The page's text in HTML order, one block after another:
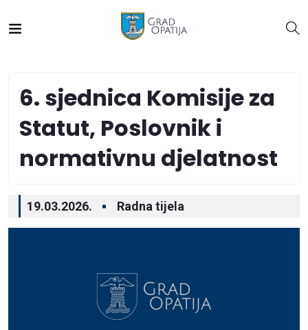
6. sjednica Komisije za
Statut, Poslovnik i
normativnu djelatnost
19.03.2026. Radna tijela